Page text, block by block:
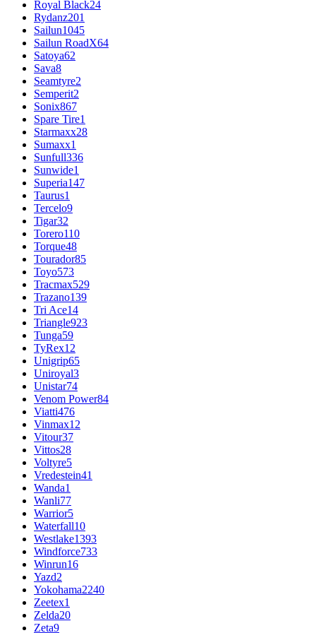
Royal Black24
Rydanz201
Sailun1045
Sailun RoadX64
Satoya62
Sava8
Seamtyre2
Semperit2
Sonix867
Spare Tire1
Starmaxx28
Sumaxx1
Sunfull336
Sunwide1
Superia147
Taurus1
Tercelo9
Tigar32
Torero110
Torque48
Tourador85
Toyo573
Tracmax529
Trazano139
Tri Ace14
Triangle923
Tunga59
TyRex12
Unigrip65
Uniroyal3
Unistar74
Venom Power84
Viatti476
Vinmax12
Vitour37
Vittos28
Voltyre5
Vredestein41
Wanda1
Wanli77
Warrior5
Waterfall10
Westlake1393
Windforce733
Winrun16
Yazd2
Yokohama2240
Zeetex1
Zelda20
Zeta9